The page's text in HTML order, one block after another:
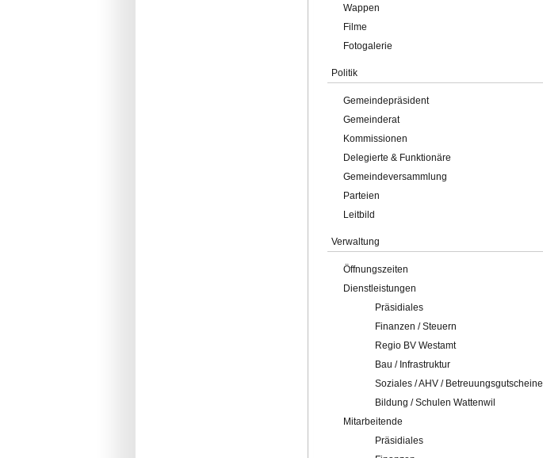
Wappen
Filme
Fotogalerie
Politik
Gemeindepräsident
Gemeinderat
Kommissionen
Delegierte & Funktionäre
Gemeindeversammlung
Parteien
Leitbild
Verwaltung
Öffnungszeiten
Dienstleistungen
Präsidiales
Finanzen / Steuern
Regio BV Westamt
Bau / Infrastruktur
Soziales / AHV / Betreuungsgutscheine
Bildung / Schulen Wattenwil
Mitarbeitende
Präsidiales